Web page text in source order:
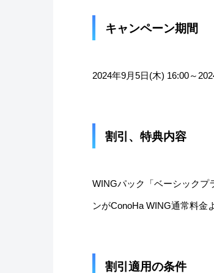
キャンペーン期間
2024年9月5日(木) 16:00～
割引、特典内容
WINGパック「ベーシックプ
ンがConoHa WING通常料金
割引適用の条件